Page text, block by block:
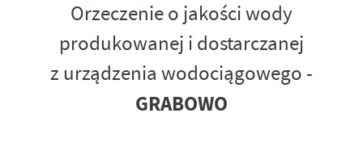
Orzeczenie o jakości wody
produkowanej i dostarczanej
z urządzenia wodociągowego -
GRABOWO